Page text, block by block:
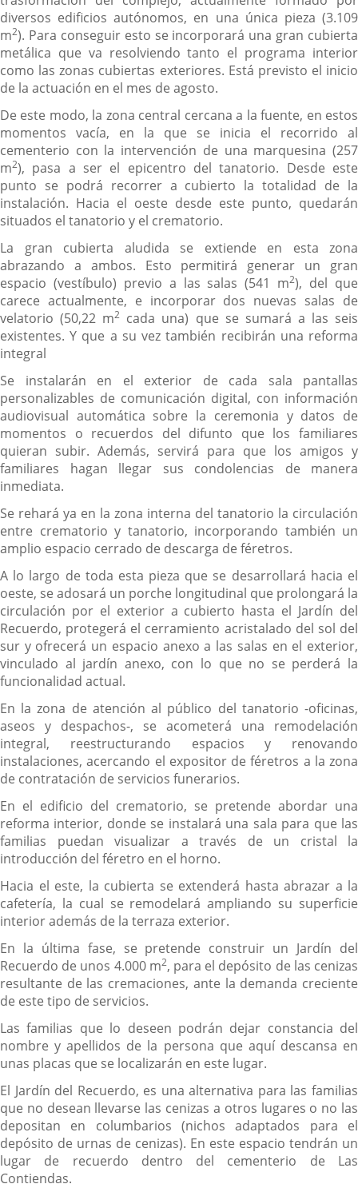
diversos edificios autónomos, en una única pieza (3.109
m2). Para conseguir esto se incorporará una gran cubierta
metálica que va resolviendo tanto el programa interior
como las zonas cubiertas exteriores. Está previsto el inicio
de la actuación en el mes de agosto.
De este modo, la zona central cercana a la fuente, en estos
momentos vacía, en la que se inicia el recorrido al
cementerio con la intervención de una marquesina (257
m2), pasa a ser el epicentro del tanatorio. Desde este
punto se podrá recorrer a cubierto la totalidad de la
instalación. Hacia el oeste desde este punto, quedarán
situados el tanatorio y el crematorio.
La gran cubierta aludida se extiende en esta zona
abrazando a ambos. Esto permitirá generar un gran
espacio (vestíbulo) previo a las salas (541 m2), del que
carece actualmente, e incorporar dos nuevas salas de
velatorio (50,22 m2 cada una) que se sumará a las seis
existentes. Y que a su vez también recibirán una reforma
integral
Se instalarán en el exterior de cada sala pantallas
personalizables de comunicación digital, con información
audiovisual automática sobre la ceremonia y datos de
momentos o recuerdos del difunto que los familiares
quieran subir. Además, servirá para que los amigos y
familiares hagan llegar sus condolencias de manera
inmediata.
Se rehará ya en la zona interna del tanatorio la circulación
entre crematorio y tanatorio, incorporando también un
amplio espacio cerrado de descarga de féretros.
A lo largo de toda esta pieza que se desarrollará hacia el
oeste, se adosará un porche longitudinal que prolongará la
circulación por el exterior a cubierto hasta el Jardín del
Recuerdo, protegerá el cerramiento acristalado del sol del
sur y ofrecerá un espacio anexo a las salas en el exterior,
vinculado al jardín anexo, con lo que no se perderá la
funcionalidad actual.
En la zona de atención al público del tanatorio -oficinas,
aseos y despachos-, se acometerá una remodelación
integral, reestructurando espacios y renovando
instalaciones, acercando el expositor de féretros a la zona
de contratación de servicios funerarios.
En el edificio del crematorio, se pretende abordar una
reforma interior, donde se instalará una sala para que las
familias puedan visualizar a través de un cristal la
introducción del féretro en el horno.
Hacia el este, la cubierta se extenderá hasta abrazar a la
cafetería, la cual se remodelará ampliando su superficie
interior además de la terraza exterior.
En la última fase, se pretende construir un Jardín del
Recuerdo de unos 4.000 m2, para el depósito de las cenizas
resultante de las cremaciones, ante la demanda creciente
de este tipo de servicios.
Las familias que lo deseen podrán dejar constancia del
nombre y apellidos de la persona que aquí descansa en
unas placas que se localizarán en este lugar.
El Jardín del Recuerdo, es una alternativa para las familias
que no desean llevarse las cenizas a otros lugares o no las
depositan en columbarios (nichos adaptados para el
depósito de urnas de cenizas). En este espacio tendrán un
lugar de recuerdo dentro del cementerio de Las
Contiendas.